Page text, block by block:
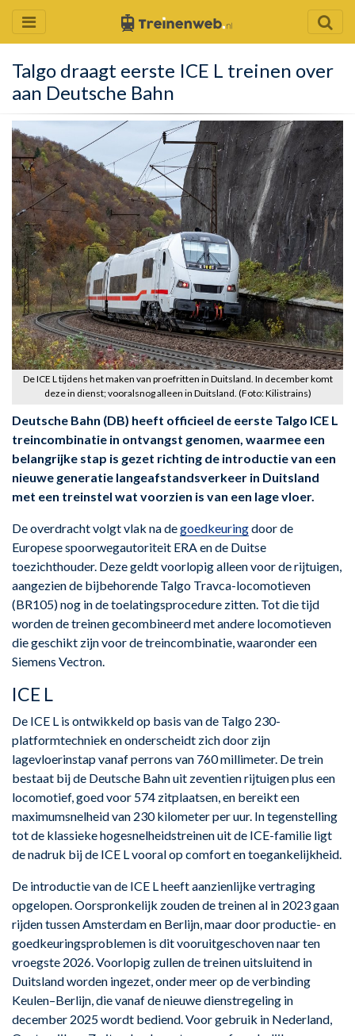
Talgo draagt eerste ICE L treinen over
aan Deutsche Bahn
De ICE L tijdens het maken van proefritten in Duitsland. In december komt
deze in dienst; vooralsnog alleen in Duitsland. (Foto: Kilistrains)
Deutsche Bahn (DB) heeft officieel de eerste Talgo ICE L
treincombinatie in ontvangst genomen, waarmee een
belangrijke stap is gezet richting de introductie van een
nieuwe generatie langeafstandsverkeer in Duitsland
met een treinstel wat voorzien is van een lage vloer.
De overdracht volgt vlak na degoedkeuringdoor de
Europese spoorwegautoriteit ERA en de Duitse
toezichthouder. Deze geldt voorlopig alleen voor de rijtuigen,
aangezien de bijbehorende Talgo Travca-locomotieven
(BR105) nog in de toelatingsprocedure zitten. Tot die tijd
worden de treinen gecombineerd met andere locomotieven
die geschikt zijn voor de treincombinatie, waaronder een
Siemens Vectron.
ICE L
De ICE L is ontwikkeld op basis van de Talgo 230-
platformtechniek en onderscheidt zich door zijn
lagevloerinstap vanaf perrons van 760 millimeter. De trein
bestaat bij de Deutsche Bahn uit zeventien rijtuigen plus een
locomotief, goed voor 574 zitplaatsen, en bereikt een
maximumsnelheid van 230 kilometer per uur. In tegenstelling
tot de klassieke hogesnelheidstreinen uit de ICE-familie ligt
de nadruk bij de ICE L vooral op comfort en toegankelijkheid.
De introductie van de ICE L heeft aanzienlijke vertraging
opgelopen. Oorspronkelijk zouden de treinen al in 2023 gaan
rijden tussen Amsterdam en Berlijn, maar door productie- en
goedkeuringsproblemen is dit vooruitgeschoven naar ten
vroegste 2026. Voorlopig zullen de treinen uitsluitend in
Duitsland worden ingezet, onder meer op de verbinding
Keulen–Berlijn, die vanaf de nieuwe dienstregeling in
december 2025 wordt bediend. Voor gebruik in Nederland,